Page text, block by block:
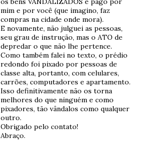
mim e por você (que imagino, faz
compras na cidade onde mora).
E novamente, não julguei as pessoas,
seu grau de instrução, mas o ATO de
depredar o que não lhe pertence.
Como também falei no texto, o prédio
redondo foi pixado por pessoas de
classe alta, portanto, com celulares,
carrões, computadores e apartamento.
Isso definitivamente não os torna
melhores do que ninguém e como
pixadores, tão vândalos como qualquer
outro.
Obrigado pelo contato!
Abraço.